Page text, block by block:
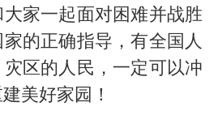
家一起面对困难并战胜
的正确指导，有全国人
区的人民，一定可以冲
美好家园！